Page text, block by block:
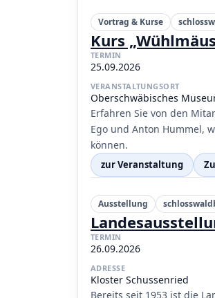
Vortrag & Kurse
Kurs
TERMIN
25.09.2026
VERANSTALTUNGSORT
Oberschwäbisches
Erfahren Sie von den
Ego und Anton Hummel,
können.
zur Veranstaltung
Ausstellung
TERMIN
26.09.2026
ADRESSE
Kloster Schussenried
Bereits seit 1953 ist die